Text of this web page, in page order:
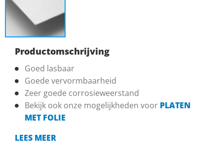
Productomschrijving
Goed lasbaar
Goede vervormbaarheid
Zeer goede corrosieweerstand
Bekijk ook onze mogelijkheden voor PLATEN
MET FOLIE
LEES MEER